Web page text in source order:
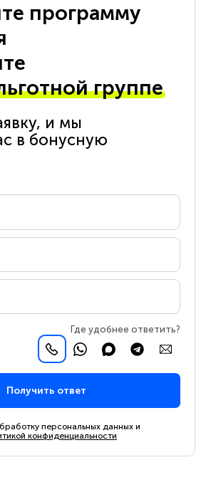
программу
группе
и мы
в бонусную
Где удобнее ответить?
Получить ответ
персональных данных и
конфиденциальности